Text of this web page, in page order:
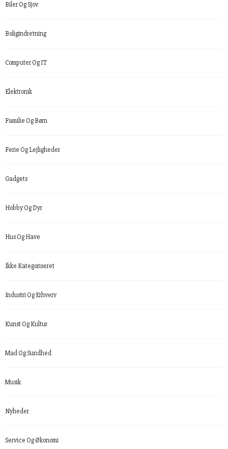
Biler Og Sjov
Boligindretning
Computer Og IT
Elektronik
Familie Og Børn
Ferie Og Lejligheder
Gadgets
Hobby Og Dyr
Hus Og Have
Ikke Kategoriseret
Industri Og Erhverv
Kunst Og Kultur
Mad Og Sundhed
Musik
Nyheder
Service Og Økonomi